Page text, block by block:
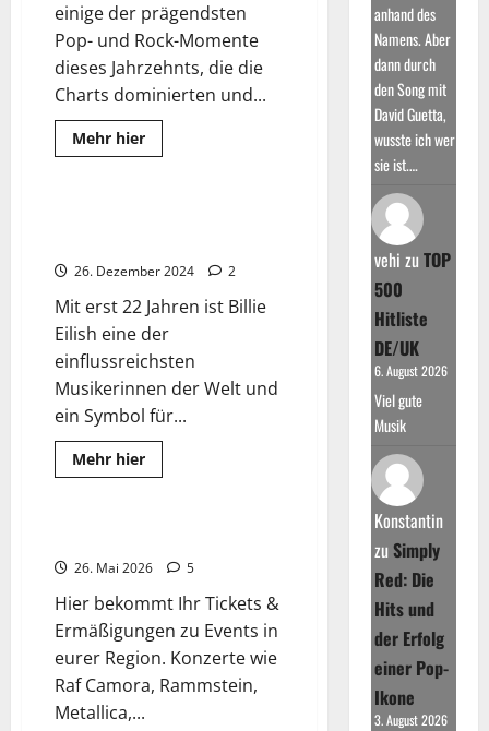
einige der prägendsten
Pop- und Rock-Momente
dieses Jahrzehnts, die die
Charts dominierten und...
Mehr hierRead
more
Pop-
Rock-
Songs
ever
2025 Wissenswertes
26. Dezember 2024 2
Mit erst 22 Jahren ist Billie
Eilish eine der
einflussreichsten
Musikerinnen der Welt und
ein Symbol für...
Mehr hierRead
more
HIT
ME
HARD
AND
SOFT
2025
26. Mai 2026 5
Hier bekommt Ihr Tickets &
Ermäßigungen zu Events in
eurer Region. Konzerte wie
Raf Camora, Rammstein,
Metallica,...
anhand des
Namens. Aber
dann durch
den Song mit
David Guetta,
wusste ich wer
sie ist.…
vehi zu TOP
500
Hitliste
DE/UK
6. August 2026
Viel gute
Musik
Konstantin
zu Simply
Red: Die
Hits und
der Erfolg
einer Pop-
Ikone
3. August 2026